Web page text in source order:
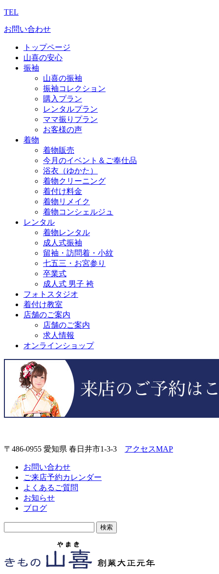
TEL
お問い合わせ
トップページ
山喜の安心
振袖
山喜の振袖
振袖コレクション
購入プラン
レンタルプラン
ママ振りプラン
お客様の声
着物
着物販売
今月のイベント＆ご奉仕品
浴衣（ゆかた）
着物クリーニング
着付け料金
着物リメイク
着物コンシェルジュ
レンタル
着物レンタル
成人式振袖
留袖・訪問着・小紋
七五三・お宮参り
卒業式
成人式 男子 袴
フォトスタジオ
着付け教室
店舗のご案内
店舗のご案内
求人情報
オンラインショップ
〒486-0955 愛知県 春日井市1-3-3 アクセスMAP
お問い合わせ
ご来店予約カレンダー
よくあるご質問
お知らせ
ブログ